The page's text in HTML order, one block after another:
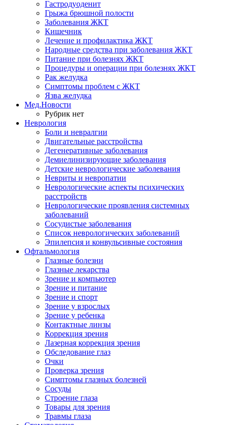
Гастродуоденит
Грыжа брюшной полости
Заболевания ЖКТ
Кишечник
Лечение и профилактика ЖКТ
Народные средства при заболевания ЖКТ
Питание при болезнях ЖКТ
Процедуры и операции при болезнях ЖКТ
Рак желудка
Симптомы проблем с ЖКТ
Язва желудка
Мед.Новости
Рубрик нет
Неврология
Боли и невралгии
Двигательные расстройства
Дегенеративные заболевания
Демиелинизирующие заболевания
Детские неврологические заболевания
Невриты и невропатии
Неврологические аспекты психических
расстройств
Неврологические проявления системных
заболеваний
Сосудистые заболевания
Список неврологических заболеваний
Эпилепсия и конвульсивные состояния
Офтальмология
Глазные болезни
Глазные лекарства
Зрение и компьютер
Зрение и питание
Зрение и спорт
Зрение у взрослых
Зрение у ребенка
Контактные линзы
Коррекция зрения
Лазерная коррекция зрения
Обследование глаз
Очки
Проверка зрения
Симптомы глазных болезней
Сосуды
Строение глаза
Товары для зрения
Травмы глаза